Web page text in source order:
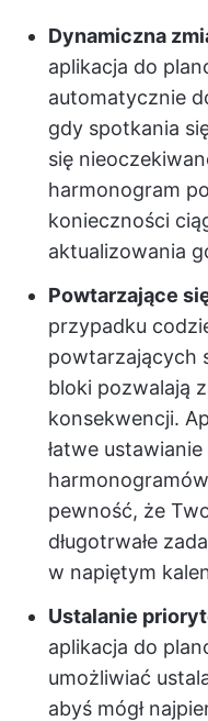
Dynamiczna
aplikacja do
automatycznie
gdy spotkania
się
harmonogram
konieczności
aktualizowania
Powtarzające
przypadku
powtarzających
bloki pozwalają
konsekwencji.
łatwe
pewność, że
długotrwałe
w napiętym
Ustalanie
aplikacja do
umożliwiać
abyś mógł